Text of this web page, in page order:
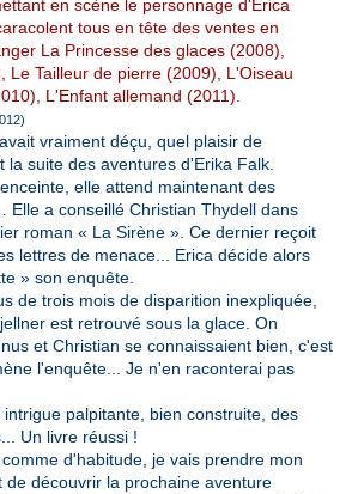
en scène le personnage d'Erica
tous en tête des ventes en
La Princesse des glaces (2008),
Le Tailleur de pierre (2009), L'Oiseau
L'Enfant allemand (2011).
vraiment déçu, quel plaisir de
la suite des aventures d'Erika Falk.
elle attend maintenant des
Elle a conseillé Christian Thydell dans
roman « La Sirène ». Ce dernier reçoit
lettres de menace... Erica décide alors
» son enquête.
de trois mois de disparition inexpliquée,
est retrouvé sous la glace. On
et Christian se connaissaient bien, c'est
l'enquête... Je n'en raconterai pas
palpitante, bien construite, des
Un livre réussi !
d'habitude, je vais prendre mon
de découvrir la prochaine aventure